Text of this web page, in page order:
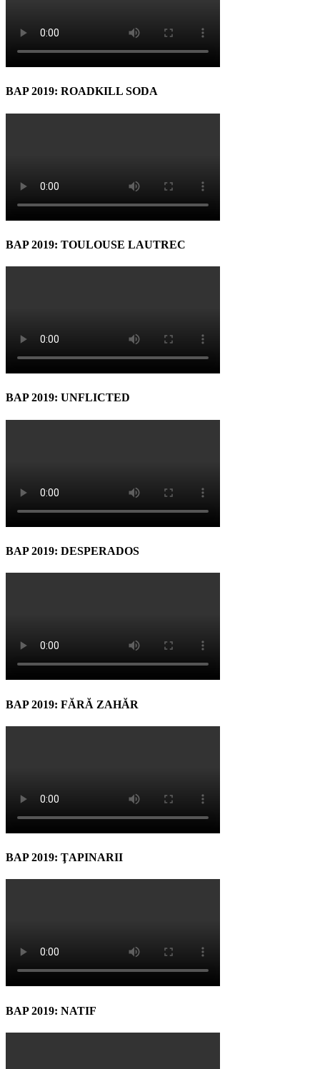
BAP 2019: ROADKILL SODA
BAP 2019: TOULOUSE LAUTREC
BAP 2019: UNFLICTED
BAP 2019: DESPERADOS
BAP 2019: FĂRĂ ZAHĂR
BAP 2019: ŢAPINARII
BAP 2019: NATIF